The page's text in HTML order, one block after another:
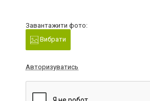
Завантажити фото:
Вибрати
Авторизуватись